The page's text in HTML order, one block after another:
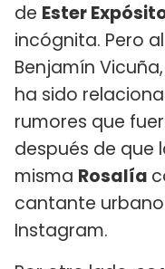
de Ester
incógnita. Pero
Benjamín
ha sido
rumores que
después de que
misma Rosalía
cantante
Instagram.